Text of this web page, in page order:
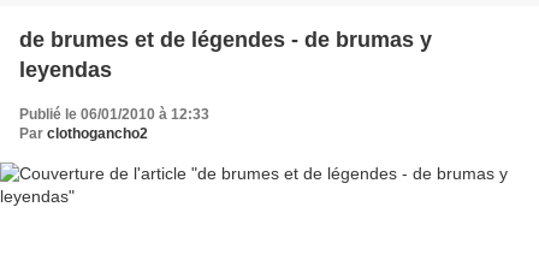
de brumes et de légendes - de brumas y
leyendas
Publié le 06/01/2010 à 12:33
Par clothogancho2